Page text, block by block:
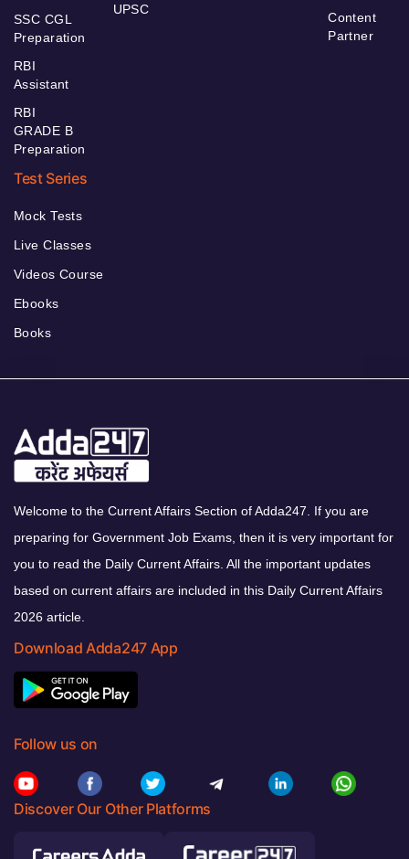
SSC CGL
Preparation
RBI
Assistant
RBI
GRADE B
Preparation
UPSC
Content
Partner
Test Series
Mock Tests
Live Classes
Videos Course
Ebooks
Books
Welcome to the Current Affairs Section of Adda247. If you are
preparing for Government Job Exams, then it is very important for
you to read the Daily Current Affairs. All the important updates
based on current affairs are included in this Daily Current Affairs
2026 article.
Download Adda247 App
Follow us on
Discover Our Other Platforms